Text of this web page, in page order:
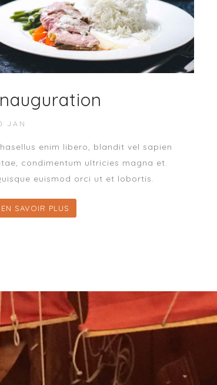
JAN
enim libero, blandit vel sapien
condimentum ultricies magna et.
euismod orci ut et lobortis.
EN SAVOIR PLUS